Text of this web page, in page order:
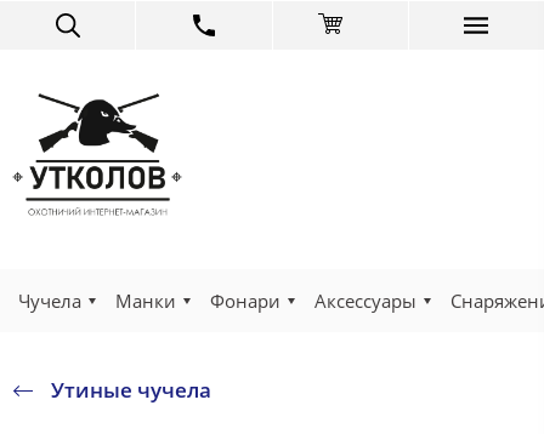
Чучела Манки Фонари Аксессуары
Утиные чучела